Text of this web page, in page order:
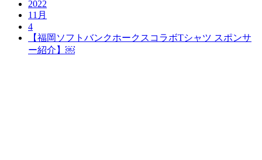
2022
11月
4
【福岡ソフトバンクホークスコラボTシャツ スポンサ
ー紹介】￼